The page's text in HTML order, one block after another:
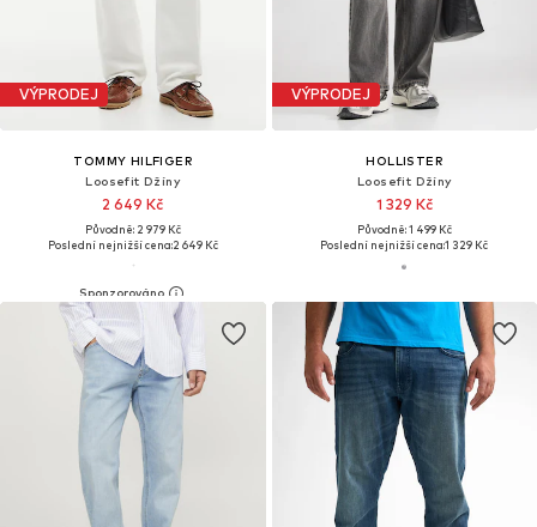
VÝPRODEJ
TOMMY HILFIGER
Loosefit Džíny
2 649 Kč
Původně: 2 979 Kč
Poslední nejnižší cena:2 649 Kč
VÝPRODEJ
HOLLISTER
Loosefit Džíny
1 329 Kč
Původně: 1 499 Kč
Poslední nejnižší cena:1 329 Kč